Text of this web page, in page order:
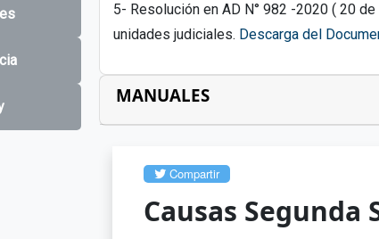
5- Resolución en AD N° 982 -2020 ( 20
unidades judiciales. Descarga del
MANUALES
Compartir
Causas Segunda